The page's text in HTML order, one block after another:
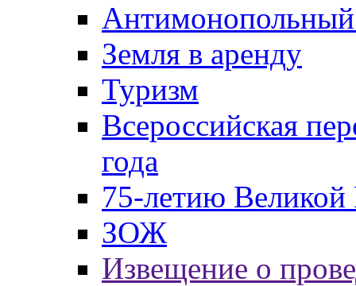
Антимонопольный
Земля в аренду
Туризм
Всероссийская
года
75-летию
ЗОЖ
Извещение о